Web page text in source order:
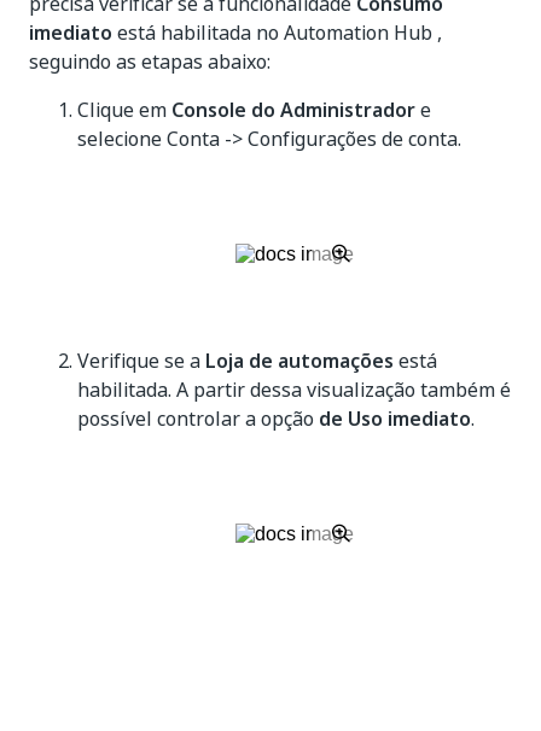
imediato está habilitada no Automation Hub ,
seguindo as etapas abaixo:
Clique em Console do Administradore
selecione Conta -> Configurações de conta.
Verifique se a Loja de automações está
habilitada. A partir dessa visualização também é
possível controlar a opção de Uso imediato.